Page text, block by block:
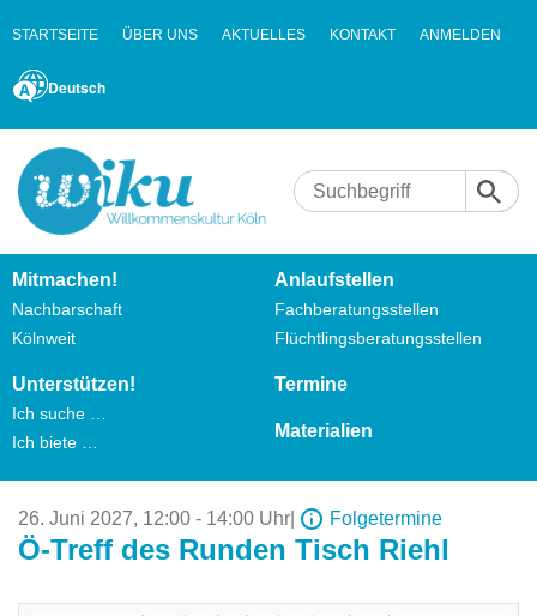
STARTSEITE ÜBER UNS AKTUELLES KONTAKT ANMELDEN
Deutsch
Mitmachen!
Nachbarschaft
Kölnweit
Anlaufstellen
Fachberatungsstellen
Flüchtlingsberatungsstellen
Unterstützen!
Ich suche …
Ich biete …
Termine
Materialien
26. Juni 2027, 12:00 - 14:00 Uhr Folgetermine
Ö-Treff des Runden Tisch Riehl